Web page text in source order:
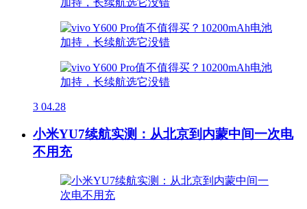
3 04.28
小米YU7续航实测：从北京到内蒙中间一次电
不用充